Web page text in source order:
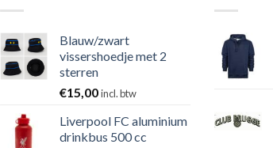
Blauw/zwart
vissershoedje met 2
sterren
€15,00incl. btw
Liverpool FC aluminium
drinkbus 500 cc